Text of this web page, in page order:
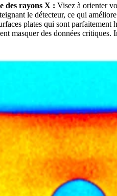
des rayons X : Visez à orienter
le détecteur, ce qui
plates qui sont parfaitement
masquer des données critiques.